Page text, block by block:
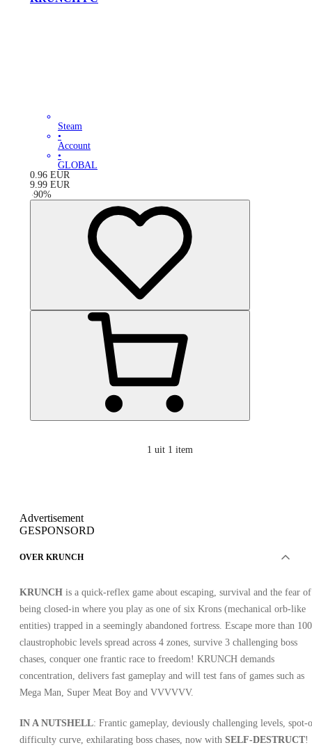
Steam
•
Account
•
GLOBAL
0.96 EUR
9.99 EUR
-90%
1 uit 1 item
Advertisement
GESPONSORD
OVER KRUNCH
KRUNCH is a quick-reflex game about escaping, survival and the fear of
being closed-in where you play as one of six Krons (mechanical orb-like
entities) trapped in a seemingly abandoned fortress. Escape more than 100
claustrophobic levels spread across 4 zones, survive 3 challenging boss
chases, conquer one frantic race to freedom! KRUNCH demands
concentration, delivers fast gameplay and will test fans of games such as
Mega Man, Super Meat Boy and VVVVVV.
IN A NUTSHELL: Frantic gameplay, deviously challenging levels, spot-
difficulty curve, exhilarating boss chases, now with SELF-DESTRUCT!